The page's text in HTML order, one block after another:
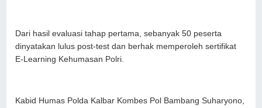
Dari hasil evaluasi tahap pertama, sebanyak 50 peserta
dinyatakan lulus post-test dan berhak memperoleh sertifikat
E-Learning Kehumasan Polri.
Kabid Humas Polda Kalbar Kombes Pol Bambang Suharyono,